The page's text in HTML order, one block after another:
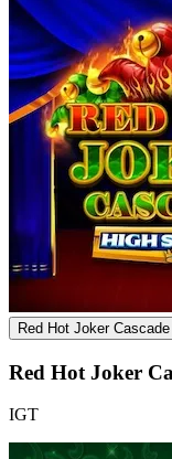
Red Hot Joker
Red Hot Joker
IGT